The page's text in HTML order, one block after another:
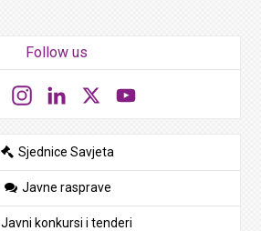
Follow us
FacebookInstagramLinkedIn
Sjednice Savjeta
Javne rasprave
Javni konkursi i tenderi